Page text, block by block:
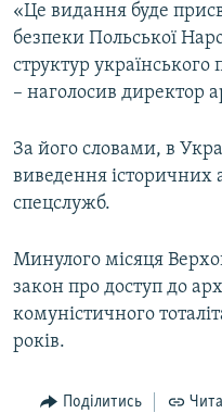
«Це видання буде
безпеки Польської
структур українського
– наголосив директор
За його словами, в
виведення історичних
спецслужб.
Минулого місяця
закон про доступ до
комуністичного
років.
Поділитись